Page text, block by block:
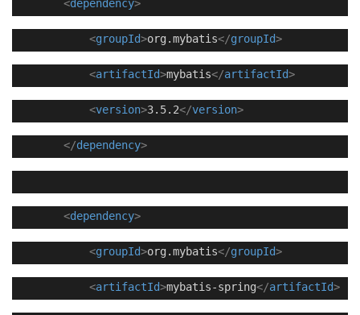
<dependency>
<groupId>org.mybatis</groupId>
<artifactId>mybatis</artifactId>
<version>3.5.2</version>
</dependency>
<dependency>
<groupId>org.mybatis</groupId>
<artifactId>mybatis-spring</artifactId>